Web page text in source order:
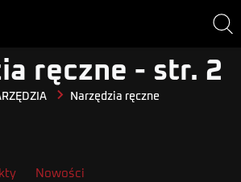
ręczne - str. 2
Narzędzia ręczne
Nowości